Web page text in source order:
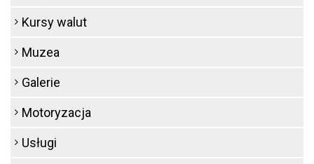
Kursy walut
Muzea
Galerie
Motoryzacja
Usługi